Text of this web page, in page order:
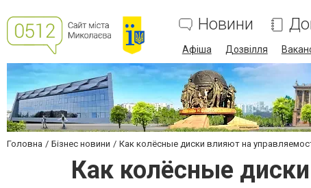
Новини
Афіша Дозвілля
Головна Бізнес новини Как колёсные диски влияют на
Как колёсные